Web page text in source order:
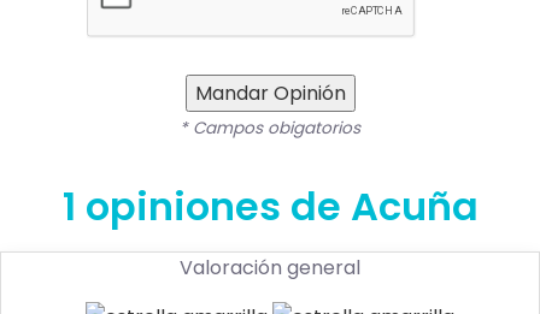
Mandar Opinión
* Campos obigatorios
1 opiniones de Acuña
Valoración general